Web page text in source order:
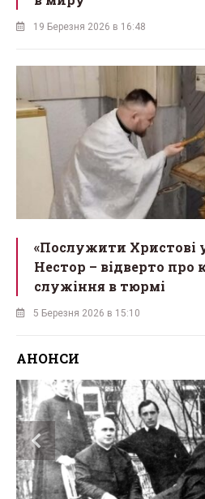
19 Березня 2026 в 16:48
«Послужити Христові у
Нестор – відверто про
служіння в тюрмі
5 Березня 2026 в 15:10
АНОНСИ